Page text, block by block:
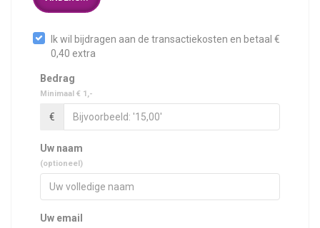
Ik wil bijdragen aan de transactiekosten en betaal €
0,40 extra
Bedrag
Minimaal € 1,-
€
Uw naam
(optioneel)
Uw email